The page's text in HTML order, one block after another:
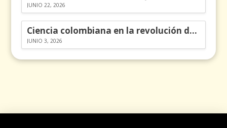
JUNIO 22, 2026
Ciencia colombiana en la revolución de los órganos en chips
JUNIO 3, 2026